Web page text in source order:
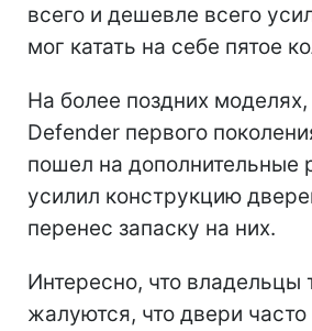
всего и дешевле всего
мог катать на себе пятое
На более поздних моделях,
Defender первого
пошел на дополнительные
усилил конструкцию
перенес запаску на них.
Интересно, что владельцы
жалуются, что двери часто